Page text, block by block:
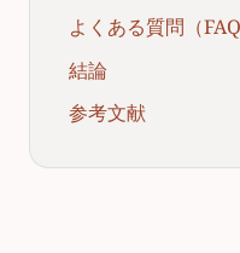
よくある質問（FAQ
結論
参考文献